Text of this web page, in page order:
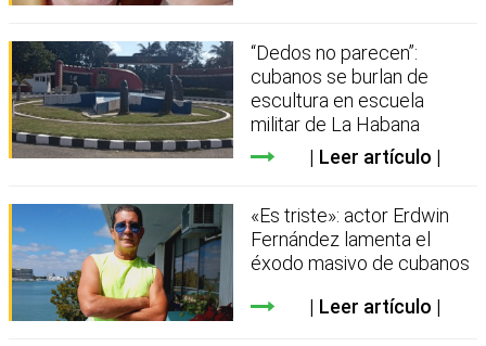
“Dedos no parecen”:
cubanos se burlan de
escultura en escuela
militar de La Habana
Leer artículo
«Es triste»: actor Erdwin
Fernández lamenta el
éxodo masivo de cubanos
Leer artículo